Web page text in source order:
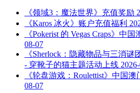
《领域3：魔法世界》充值奖励
《Karos 冰火》账户充值福利
《Pokerist 的 Vegas Craps》中
08-07
《Sherlock：隐藏物品与三消谜
- 穿靴子的猫主题活动上线
《轮盘游戏：Roulettist》中国
08-07